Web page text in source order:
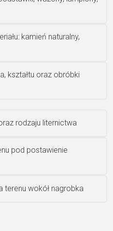
LG 12
kamień naturalny,
kształtu oraz obróbki
rodzaju liternictwa
pod postawienie
terenu wokół nagrobka